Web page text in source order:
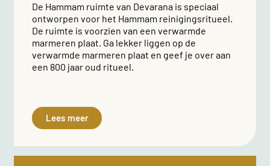
De Hammam ruimte van Devarana is speciaal
ontworpen voor het Hammam reinigingsritueel.
De ruimte is voorzien van een verwarmde
marmeren plaat. Ga lekker liggen op de
verwarmde marmeren plaat en geef je over aan
een 800 jaar oud ritueel.
Lees meer